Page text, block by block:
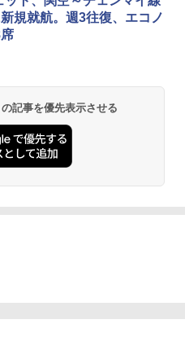
ト
ステンレス保冷剤 2個セット 2
保冷力長持ち
ソル 大型 ビーチ アウトドアパ
規就航。週3往復、エコノ
記事を優先表示させる